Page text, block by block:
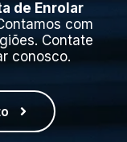
de Enrolar
com
Contate
conosco.